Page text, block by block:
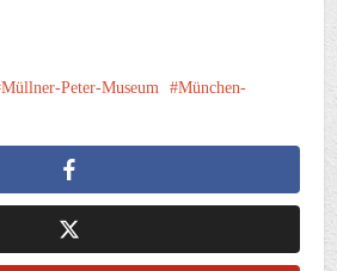
Müllner-Peter-Museum
München-